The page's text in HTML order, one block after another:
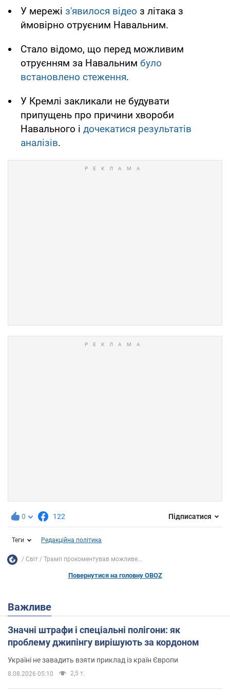
У мережі з'явилося відео з літака з
ймовірно отруєним Навальним.
Стало відомо, що перед можливим
отруєнням за Навальним було
встановлено стеження.
У Кремлі закликали не будувати
припущень про причини хвороби
Навального і дочекатися результатів
аналізів.
0 122 Підписатися
Теги Редакційна політика
Світ Трамп прокоментував можливе...
Повернутися на головну OBOZ
Важливе
Значні штрафи і спеціальні полігони: як
проблему джипінгу вирішують за кордоном
Україні не завадить взяти приклад із країн Європи
8.08.2026 05:10 2,5 т.